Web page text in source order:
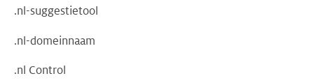
.nl-suggestietool
.nl-domeinnaam
.nl Control